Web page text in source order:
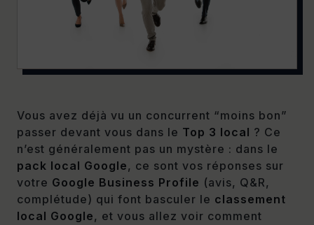
Vous avez déjà vu un concurrent “moins bon”
passer devant vous dans le Top 3 local ? Ce
n’est généralement pas un mystère : dans le
pack local Google, ce sont vos réponses sur
votre Google Business Profile (avis, Q&R,
complétude) qui font basculer le classement
local Google, et vous allez voir comment